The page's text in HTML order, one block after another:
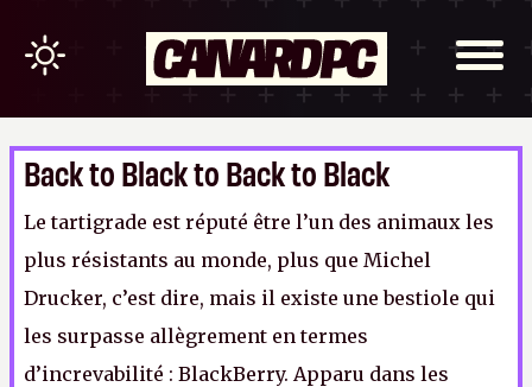
Back to Black to Back to Black
Le tartigrade est réputé être l’un des animaux les
plus résistants au monde, plus que Michel
Drucker, c’est dire, mais il existe une bestiole qui
les surpasse allègrement en termes
d’increvabilité : BlackBerry. Apparu dans les